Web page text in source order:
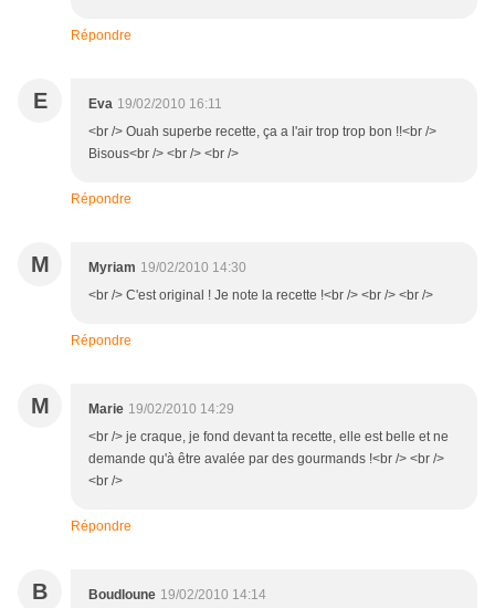
Répondre
E Eva 19/02/2010 16:11
<br /> Ouah superbe recette, ça a l'air trop trop bon !!<br />
Bisous<br /> <br /> <br />
Répondre
M Myriam 19/02/2010 14:30
<br /> C'est original ! Je note la recette !<br /> <br /> <br />
Répondre
M Marie 19/02/2010 14:29
<br /> je craque, je fond devant ta recette, elle est belle et ne
demande qu'à être avalée par des gourmands !<br /> <br />
<br />
Répondre
B Boudloune 19/02/2010 14:14